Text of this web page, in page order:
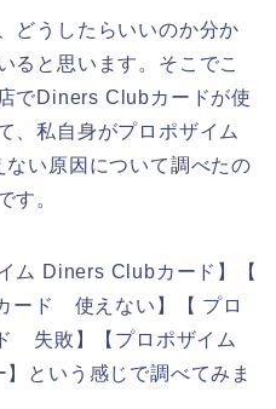
どうしたらいいのか分か
ると思います。そこでこ
でDiners Clubカードが使
、私自身がプロポザイム
い原因について調べたの
す。
ム Diners Clubカード】【
ード 使えない】【 プロ
失敗】【プロポザイム
という感じで調べてみま